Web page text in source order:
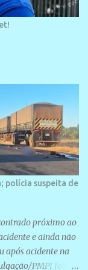
polícia suspeita de
próximo ao
e ainda não
após acidente na
PMPI João